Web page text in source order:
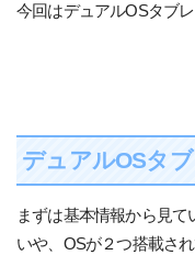
今回はデュアルOSタブ
デュアルOSタ
まずは基本情報から見
いや、OSが２つ搭載さ